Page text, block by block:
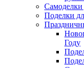
Самоделки
Поделки
Году